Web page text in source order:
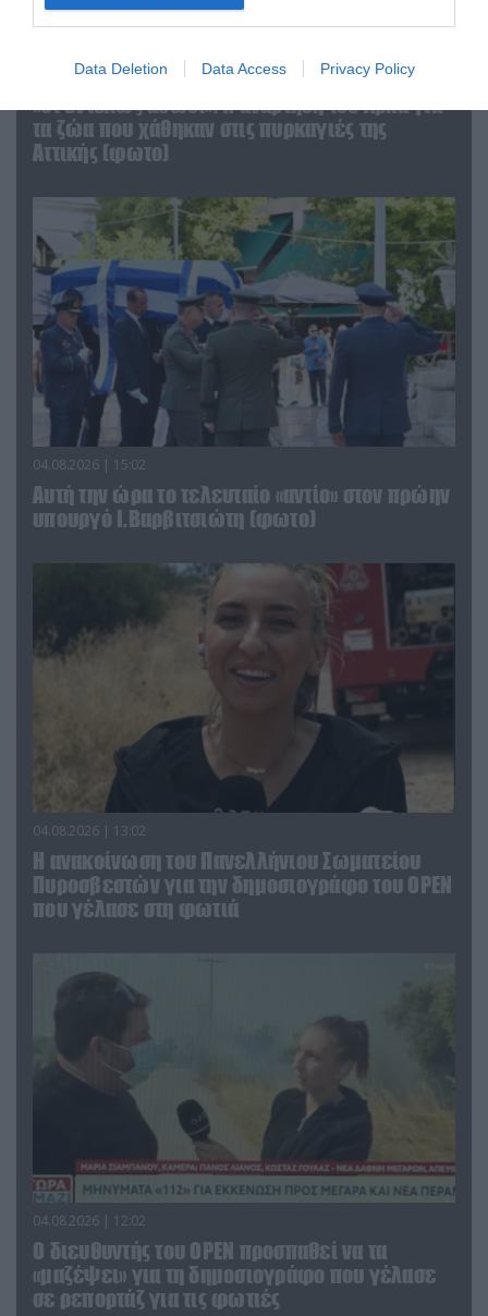
Data Deletion Data Access Privacy Policy
06.08.2026 | 09:03
«Οι εντελώς αθώοι»: Η ανάρτηση του Αρκά για
τα ζώα που χάθηκαν στις πυρκαγιές της
Αττικής (φωτο)
04.08.2026 | 15:02
Αυτή την ώρα το τελευταίο «αντίο» στον πρώην
υπουργό Ι.Βαρβιτσιώτη (φωτο)
04.08.2026 | 13:02
Η ανακοίνωση του Πανελλήνιου Σωματείου
Πυροσβεστών για την δημοσιογράφο του OPEN
που γέλασε στη φωτιά
04.08.2026 | 12:02
O διευθυντής του OPEN προσπαθεί να τα
«μαζέψει» για τη δημοσιογράφο που γέλασε
σε ρεπορτάζ για τις φωτιές